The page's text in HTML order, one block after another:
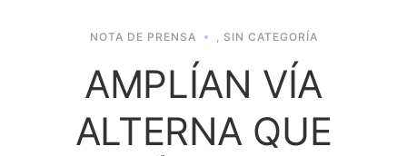
NOTA DE PRENSA SIN CATEGORÍA
AMPLÍAN VÍA
ALTERNA QUE